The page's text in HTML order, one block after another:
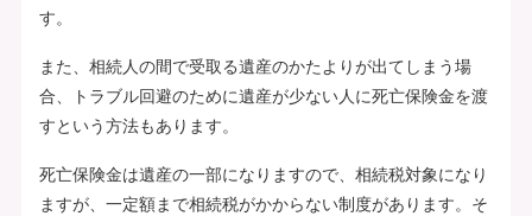
す。
また、相続人の間で受取る遺産のかたよりが出てしまう場
合、トラブル回避のために遺産が少ない人に死亡保険金を渡
すという方法もあります。
死亡保険金は遺産の一部になりますので、相続税対象になり
ますが、一定額まで相続税がかからない制度があります。そ